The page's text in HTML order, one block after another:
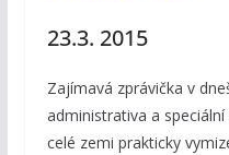
23.3. 2015
Zajímavá zprávička v
administrativa a
celé zemi prakticky